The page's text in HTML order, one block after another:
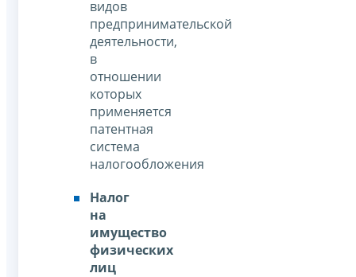
видов
предпринимательской
деятельности,
в
отношении
которых
применяется
патентная
система
налогообложения
Налог
на
имущество
физических
лиц